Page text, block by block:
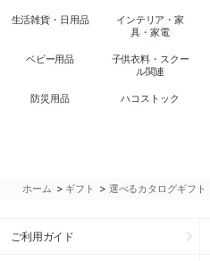
生活雑貨・日用品
インテリア・家
具・家電
ベビー用品
子供衣料・スクー
ル関連
防災用品 ハコストック
ホーム > ギフト > 選べるカタログギフト
ご利用ガイド